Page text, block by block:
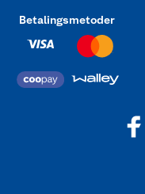
Betalingsmetoder